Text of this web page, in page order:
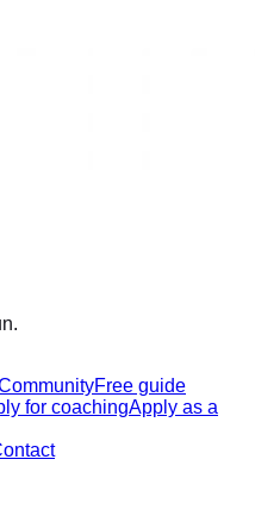
Free guide
for coachingApply as a